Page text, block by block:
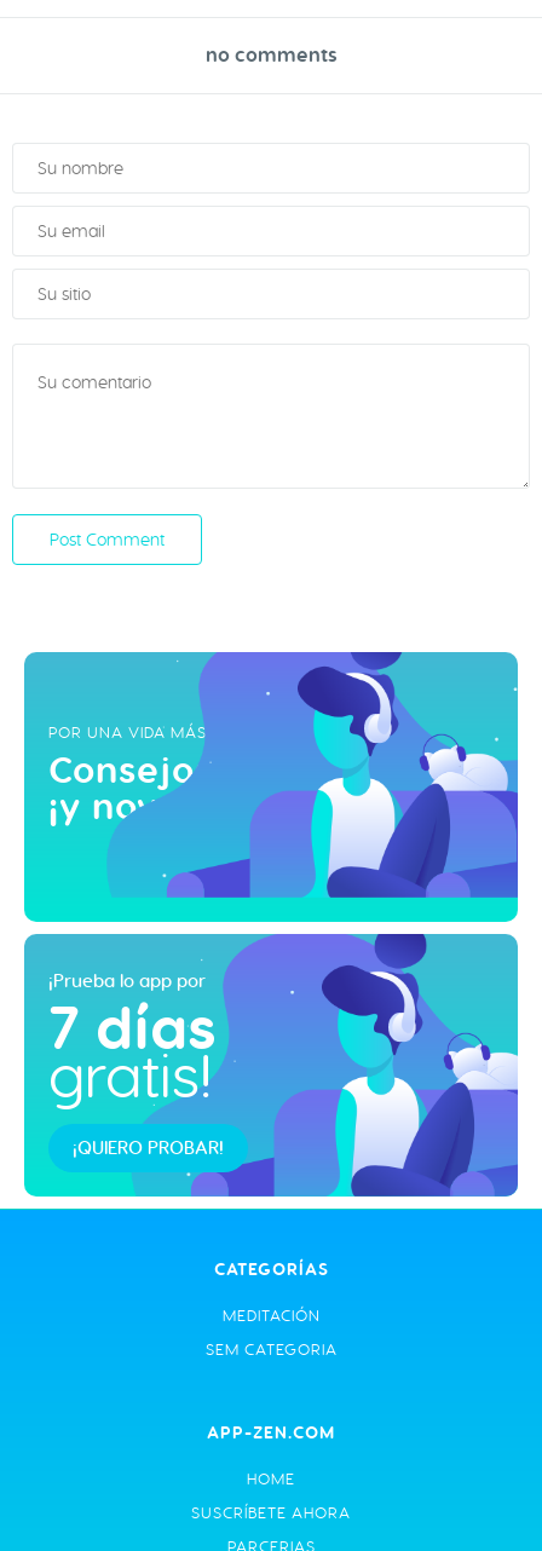
no comments
POR UNA VIDA MÁS ZEN
Consejos, inspiraciones
¡y novedades!
¡Prueba lo app por
7 días
gratis!
¡QUIERO PROBAR!
CATEGORÍAS
MEDITACIÓN
SEM CATEGORIA
APP-ZEN.COM
HOME
SUSCRÍBETE AHORA